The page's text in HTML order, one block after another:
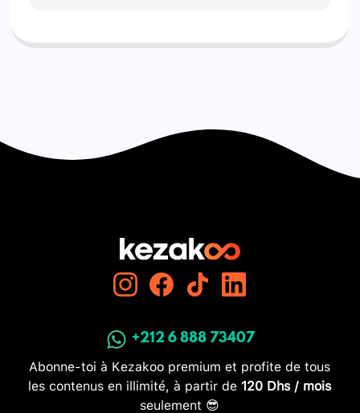
+212 6 888 73407
Abonne-toi à Kezakoo premium et profite de tous
les contenus en illimité, à partir de 120 Dhs / mois
seulement 😎